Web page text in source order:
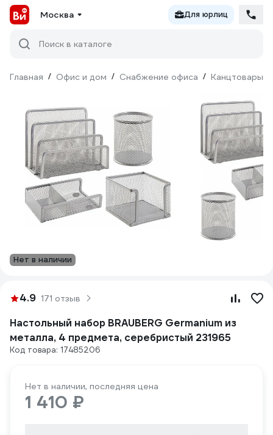
Москва Для юрлиц
Поиск в каталоге
Главная / Офис и дом / Снабжение офиса / Канцтовары
Нет в наличии
4.9 171 отзыв
Настольный набор BRAUBERG Germanium из
металла, 4 предмета, серебристый 231965
Код товара: 17485206
Нет в наличии, последняя цена
1 410 ₽